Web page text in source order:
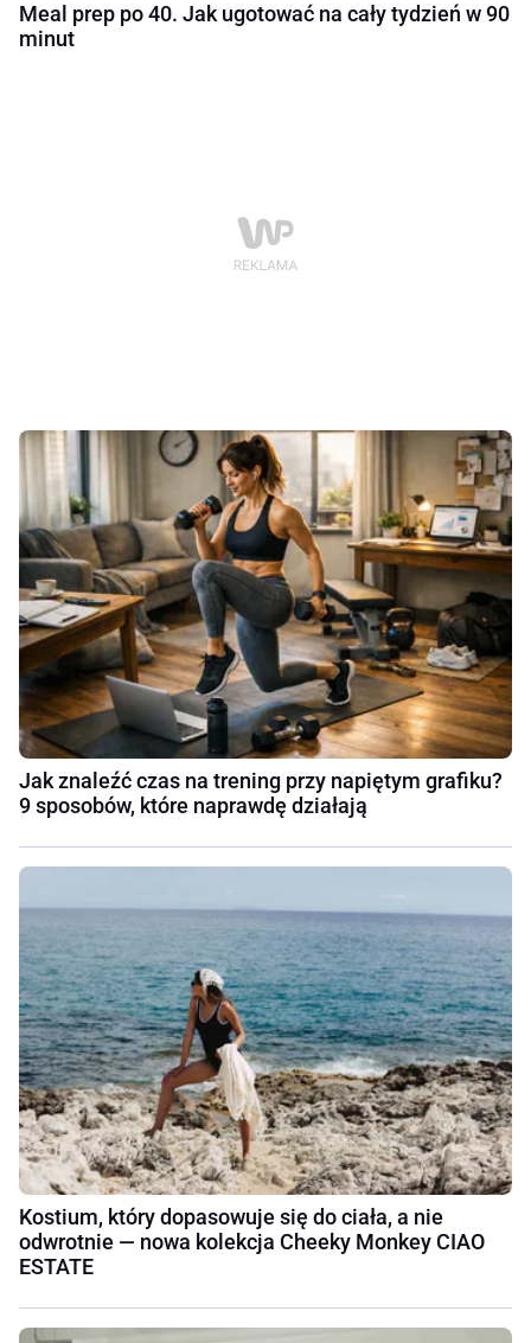
Meal prep po 40. Jak ugotować na cały tydzień w 90
minut
Jak znaleźć czas na trening przy napiętym grafiku?
9 sposobów, które naprawdę działają
Kostium, który dopasowuje się do ciała, a nie
odwrotnie — nowa kolekcja Cheeky Monkey CIAO
ESTATE